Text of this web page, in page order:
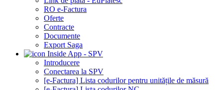
RO e-Factura
Oferte
Contracte
Documente
Export Saga
Inside App - SPV
Introducere
Conectarea la SPV
[e-Factura] Lista codurilor pentru unitățile de măsură